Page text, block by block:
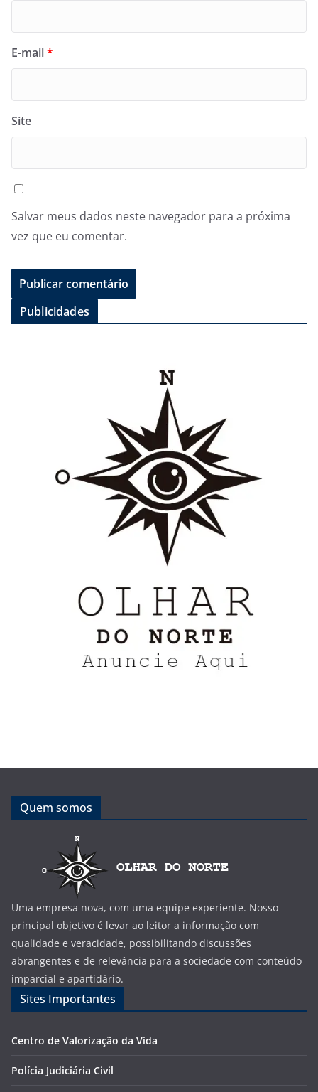
E-mail*
Site
Salvar meus dados neste navegador para a próxima
vez que eu comentar.
Publicidades
Quem somos
Uma empresa nova, com uma equipe experiente. Nosso
principal objetivo é levar ao leitor a informação com
qualidade e veracidade, possibilitando discussões
abrangentes e de relevância para a sociedade com conteúdo
imparcial e apartidário.
Sites Importantes
Centro de Valorização da Vida
Polícia Judiciária Civil